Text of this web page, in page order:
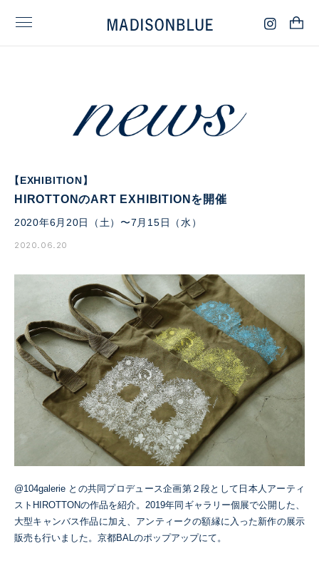
【EXHIBITION】
HIROTTONのART EXHIBITIONを開催
2020年6月20日（土）〜7月15日（水）
2020.06.20
@104galerie との共同プロデュース企画第２段として日本人アーティ
ストHIROTTONの作品を紹介。2019年同ギャラリー個展で公開した、
大型キャンバス作品に加え、アンティークの額縁に入った新作の展示
販売も行いました。京都BALのポップアップにて。